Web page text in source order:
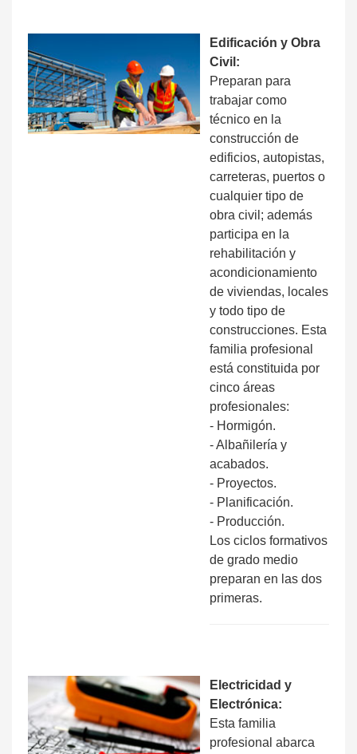
Edificación y Obra
Civil:
Preparan para
trabajar como
técnico en la
construcción de
edificios, autopistas,
carreteras, puertos o
cualquier tipo de
obra civil; además
participa en la
rehabilitación y
acondicionamiento
de viviendas, locales
y todo tipo de
construcciones. Esta
familia profesional
está constituida por
cinco áreas
profesionales:
- Hormigón.
- Albañilería y
acabados.
- Proyectos.
- Planificación.
- Producción.
Los ciclos formativos
de grado medio
preparan en las dos
primeras.
Electricidad y
Electrónica:
Esta familia
profesional abarca